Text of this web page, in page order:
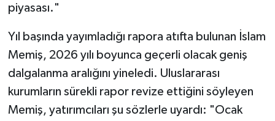
piyasası."
Yıl başında yayımladığı rapora atıfta bulunan İslam
Memiş, 2026 yılı boyunca geçerli olacak geniş
dalgalanma aralığını yineledi. Uluslararası
kurumların sürekli rapor revize ettiğini söyleyen
Memiş, yatırımcıları şu sözlerle uyardı: "Ocak